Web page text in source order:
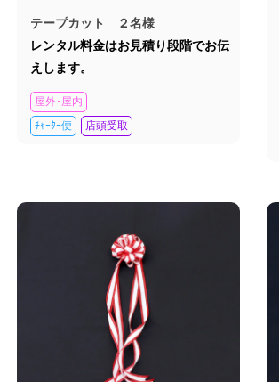
テープカット ２名様
レンタル料金はお見積り段階でお伝
えします。
屋外･屋内
ﾁｬｰﾀｰ便
店頭受取